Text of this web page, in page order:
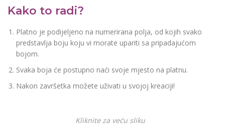
Kako to radi?
Platno je podijeljeno na numerirana polja, od kojih svako
predstavlja boju koju vi morate upariti sa pripadajućom
bojom.
Svaka boja će postupno naći svoje mjesto na platnu.
Nakon završetka možete uživati u svojoj kreaciji!
Kliknite za veću sliku